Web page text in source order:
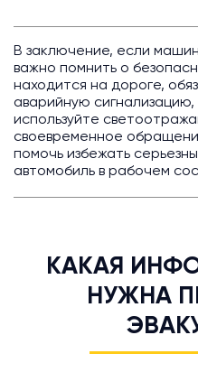
В заключение, если
важно помнить о
находится на дороге,
аварийную
используйте
своевременное
помочь избежать
автомобиль в рабочем
КАКАЯ
НУЖНА